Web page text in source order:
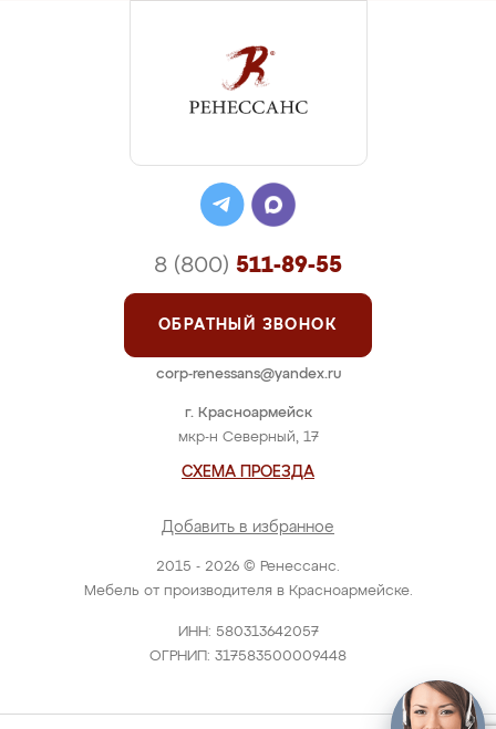
2015 - 2026 © Ренессанс.
Мебель от производителя в Красноармейске.
ИНН: 580313642057
ОГРНИП: 317583500009448
г. Красноармейск
мкр-н Северный, 17
СХЕМА ПРОЕЗДА
Добавить в избранное
8 (800) 511-89-55
ОБРАТНЫЙ ЗВОНОК
corp-renessans@yandex.ru